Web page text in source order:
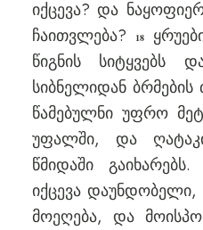
იქცევა? და
ჩაითვლება?
18
წიგნის სიტყვებს
სიბნელიდან
წამებულნი უფრო
უფალში, და
წმიდაში გაიხარებს.
იქცევა
მოეღება, და